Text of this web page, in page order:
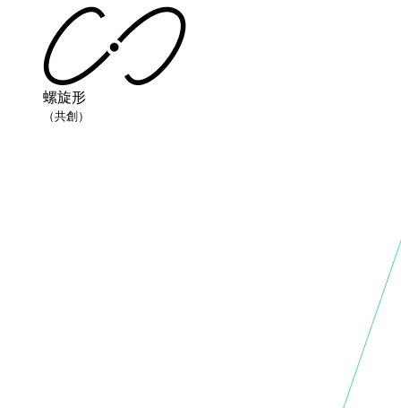
螺旋形
（共創）